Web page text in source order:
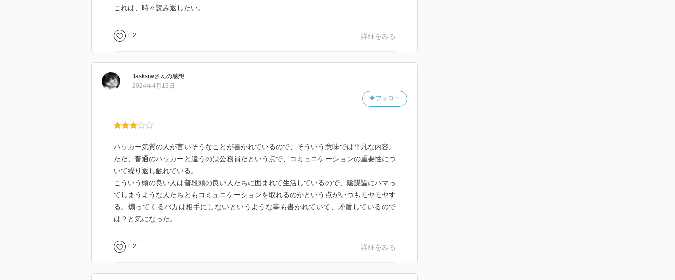
これは、時々読み返したい。
2 詳細をみる
flasksrwさんの感想
フォロー
2024年4月13日
ハッカー気質の人が言いそうなことが書かれているので、そういう意味では平凡な内容。
ただ、普通のハッカーと違うのは公務員だという点で、コミュニケーションの重要性につ
いて繰り返し触れている。
こういう頭の良い人は普段頭の良い人たちに囲まれて生活しているので、陰謀論にハマっ
てしまうような人たちともコミュニケーションを取れるのかという点がいつもモヤモヤす
る。煽ってくるバカは相手にしないというような事も書かれていて、矛盾しているので
は？と気になった。
2 詳細をみる